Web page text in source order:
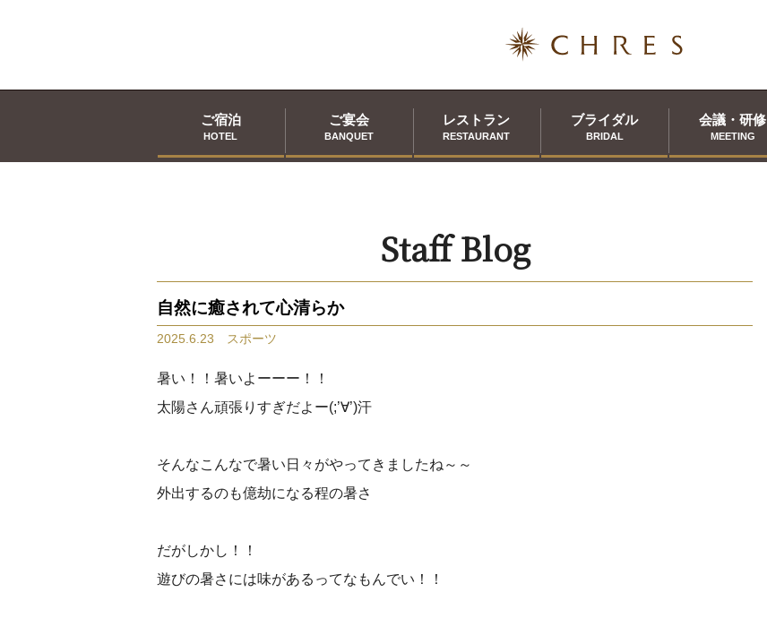
ご宿泊
HOTEL
ご宴会
BANQUET
レストラン
RESTAURANT
ブライダル
BRIDAL
会議・研修
MEETING
Staff Blog
自然に癒されて心清らか
2025.6.23 スポーツ
暑い！！暑いよーーー！！
太陽さん頑張りすぎだよー(;’∀’)汗
そんなこんなで暑い日々がやってきましたね～～
外出するのも億劫になる程の暑さ
だがしかし！！
遊びの暑さには味があるってなもんでい！！